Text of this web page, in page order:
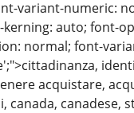
variant-numeric:
auto; font-
normal; font-
acquistare,
canada,